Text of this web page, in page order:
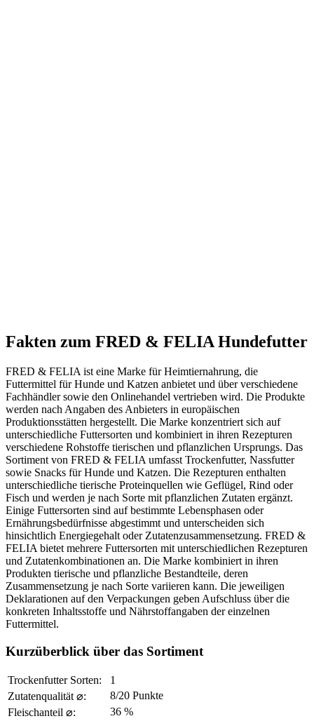
Fakten zum FRED & FELIA Hundefutter
FRED & FELIA ist eine Marke für Heimtiernahrung, die
Futtermittel für Hunde und Katzen anbietet und über verschiedene
Fachhändler sowie den Onlinehandel vertrieben wird. Die Produkte
werden nach Angaben des Anbieters in europäischen
Produktionsstätten hergestellt. Die Marke konzentriert sich auf
unterschiedliche Futtersorten und kombiniert in ihren Rezepturen
verschiedene Rohstoffe tierischen und pflanzlichen Ursprungs. Das
Sortiment von FRED & FELIA umfasst Trockenfutter, Nassfutter
sowie Snacks für Hunde und Katzen. Die Rezepturen enthalten
unterschiedliche tierische Proteinquellen wie Geflügel, Rind oder
Fisch und werden je nach Sorte mit pflanzlichen Zutaten ergänzt.
Einige Futtersorten sind auf bestimmte Lebensphasen oder
Ernährungsbedürfnisse abgestimmt und unterscheiden sich
hinsichtlich Energiegehalt oder Zutatenzusammensetzung. FRED &
FELIA bietet mehrere Futtersorten mit unterschiedlichen Rezepturen
und Zutatenkombinationen an. Die Marke kombiniert in ihren
Produkten tierische und pflanzliche Bestandteile, deren
Zusammensetzung je nach Sorte variieren kann. Die jeweiligen
Deklarationen auf den Verpackungen geben Aufschluss über die
konkreten Inhaltsstoffe und Nährstoffangaben der einzelnen
Futtermittel.
Kurzüberblick über das Sortiment
Trockenfutter Sorten:
1
Zutatenqualität ⌀:
8/20 Punkte
Fleischanteil ⌀:
36 %